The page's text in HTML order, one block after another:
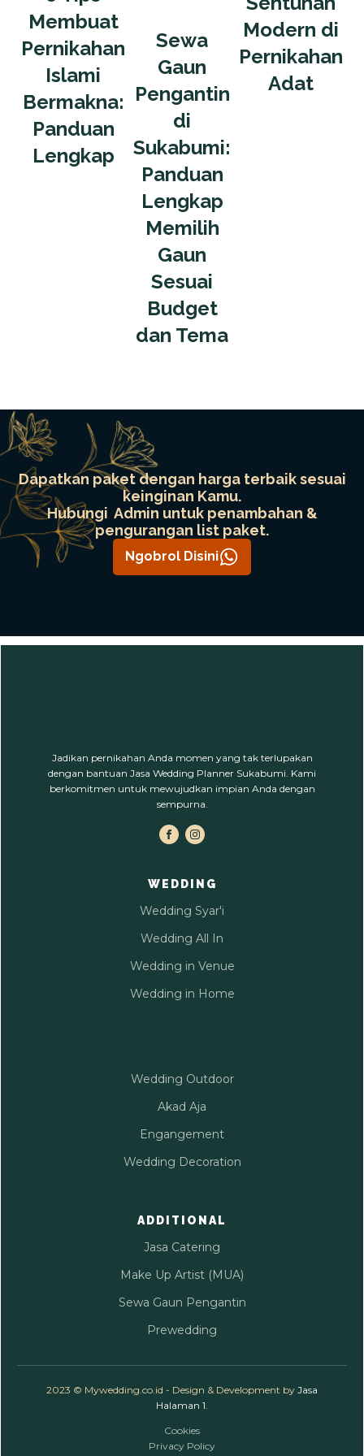
Membuat
Pernikahan
Islami
Bermakna:
Panduan
Lengkap
Sewa
Gaun
Pengantin
di
Sukabumi:
Panduan
Lengkap
Memilih
Gaun
Sesuai
Budget
dan Tema
Modern di
Pernikahan
Adat
Dapatkan paket dengan harga terbaik sesuai
keinginan Kamu.
Hubungi Admin untuk penambahan &
pengurangan list paket.
Ngobrol Disini
Jadikan pernikahan Anda momen yang tak terlupakan
dengan bantuan Jasa Wedding Planner Sukabumi. Kami
berkomitmen untuk mewujudkan impian Anda dengan
sempurna.
WEDDING
Wedding Syar'i
Wedding All In
Wedding in Venue
Wedding in Home
Wedding Outdoor
Akad Aja
Engangement
Wedding Decoration
ADDITIONAL
Jasa Catering
Make Up Artist (MUA)
Sewa Gaun Pengantin
Prewedding
2023 © Mywedding.co.id - Design & Development by Jasa
Halaman 1
Cookies
Privacy Policy